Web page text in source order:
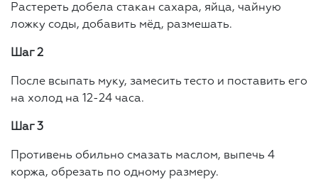
Растереть добела стакан сахара, яйца, чайную
ложку соды, добавить мёд, размешать.
Шаг 2
После всыпать муку, замесить тесто и поставить его
на холод на 12-24 часа.
Шаг 3
Противень обильно смазать маслом, выпечь 4
коржа, обрезать по одному размеру.